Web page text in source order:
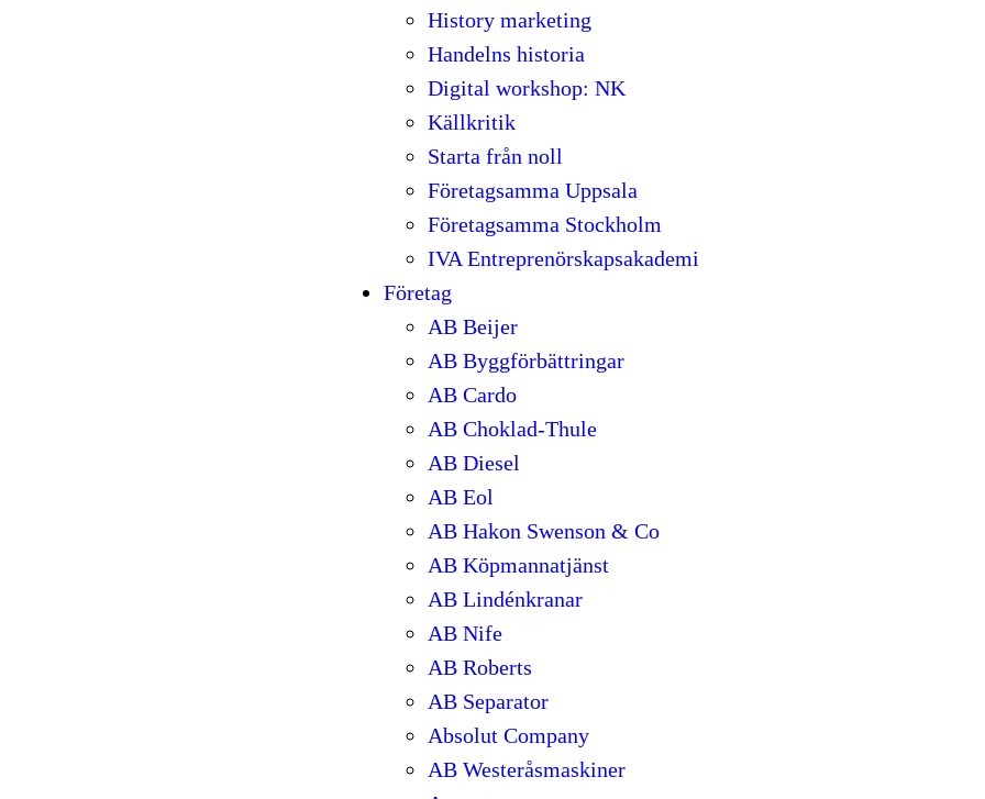
History marketing
Handelns historia
Digital workshop: NK
Källkritik
Starta från noll
Företagsamma Uppsala
Företagsamma Stockholm
IVA Entreprenörskapsakademi
Företag
AB Beijer
AB Byggförbättringar
AB Cardo
AB Choklad-Thule
AB Diesel
AB Eol
AB Hakon Swenson & Co
AB Köpmannatjänst
AB Lindénkranar
AB Nife
AB Roberts
AB Separator
Absolut Company
AB Westeråsmaskiner